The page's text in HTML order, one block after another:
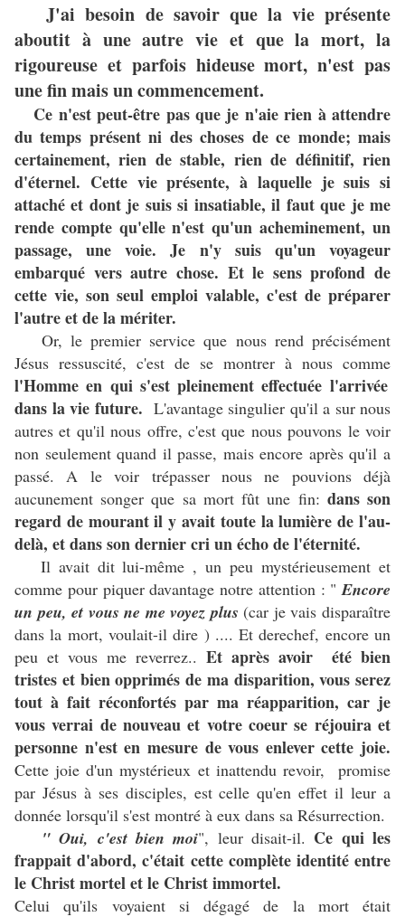
J'ai besoin de savoir que la vie présente
aboutit à une autre vie et que la mort, la
rigoureuse et parfois hideuse mort, n'est pas
une fin mais un commencement.
Ce n'est peut-être pas que je n'aie rien à attendre
du temps présent ni des choses de ce monde; mais
certainement, rien de stable, rien de définitif, rien
d'éternel. Cette vie présente, à laquelle je suis si
attaché et dont je suis si insatiable, il faut que je me
rende compte qu'elle n'est qu'un acheminement, un
passage, une voie. Je n'y suis qu'un voyageur
embarqué vers autre chose. Et le sens profond de
cette vie, son seul emploi valable, c'est de préparer
l'autre et de la mériter.
Or, le premier service que nous rend précisément
Jésus ressuscité, c'est de se montrer à nous comme
l'Homme en qui s'est pleinement effectuée l'arrivée
dans la vie future. L'avantage singulier qu'il a sur nous
autres et qu'il nous offre, c'est que nous pouvons le voir
non seulement quand il passe, mais encore après qu'il a
passé. A le voir trépasser nous ne pouvions déjà
aucunement songer que sa mort fût une fin: dans son
regard de mourant il y avait toute la lumière de l'au-
delà, et dans son dernier cri un écho de l'éternité.
Il avait dit lui-même , un peu mystérieusement et
comme pour piquer davantage notre attention : " Encore
un peu, et vous ne me voyez plus (car je vais disparaître
dans la mort, voulait-il dire ) .... Et derechef, encore un
peu et vous me reverrez.. Et après avoir été bien
tristes et bien opprimés de ma disparition, vous serez
tout à fait réconfortés par ma réapparition, car je
vous verrai de nouveau et votre coeur se réjouira et
personne n'est en mesure de vous enlever cette joie.
Cette joie d'un mystérieux et inattendu revoir, promise
par Jésus à ses disciples, est celle qu'en effet il leur a
donnée lorsqu'il s'est montré à eux dans sa Résurrection.
" Oui, c'est bien moi", leur disait-il. Ce qui les
frappait d'abord, c'était cette complète identité entre
le Christ mortel et le Christ immortel.
Celui qu'ils voyaient si dégagé de la mort était